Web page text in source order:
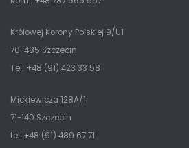
Królowej Korony Polskiej 9/U1
70-485 Szczecin
Tel: +48 (91) 423 33 58
Mickiewicza 128A/1
71-140 Szczecin
tel. +48 (91) 489 67 71